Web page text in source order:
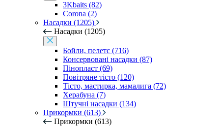
3Kbaits (82)
Corona (2)
Насадки (1205)
Насадки (1205)
Бойли, пелетс (716)
Консервовані насадки (87)
Пінопласт (69)
Повітряне тісто (120)
Тісто, мастирка, мамалига (72)
Херабуна (7)
Штучні насадки (134)
Прикормки (613)
Прикормки (613)